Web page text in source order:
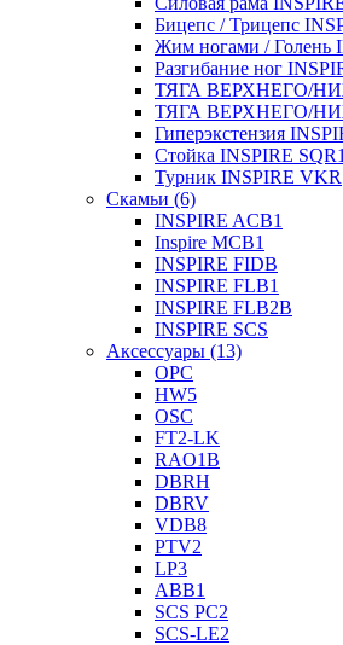
Бицепс / Трицепс
Жим ногами / Голень
Разгибание ног
ТЯГА ВЕРХНЕГО/
ТЯГА ВЕРХНЕГО/
Гиперэкстензия
Стойка INSPIRE SQR1
Турник INSPIRE VKR
Скамьи (6)
INSPIRE ACB1
Inspire MCB1
INSPIRE FIDB
INSPIRE FLB1
INSPIRE FLB2B
INSPIRE SCS
Аксессуары (13)
OPC
HW5
OSC
FT2-LK
RAO1B
DBRH
DBRV
VDB8
PTV2
LP3
ABB1
SCS PC2
SCS-LE2